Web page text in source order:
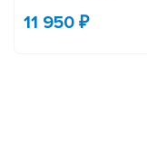
11 950 ₽